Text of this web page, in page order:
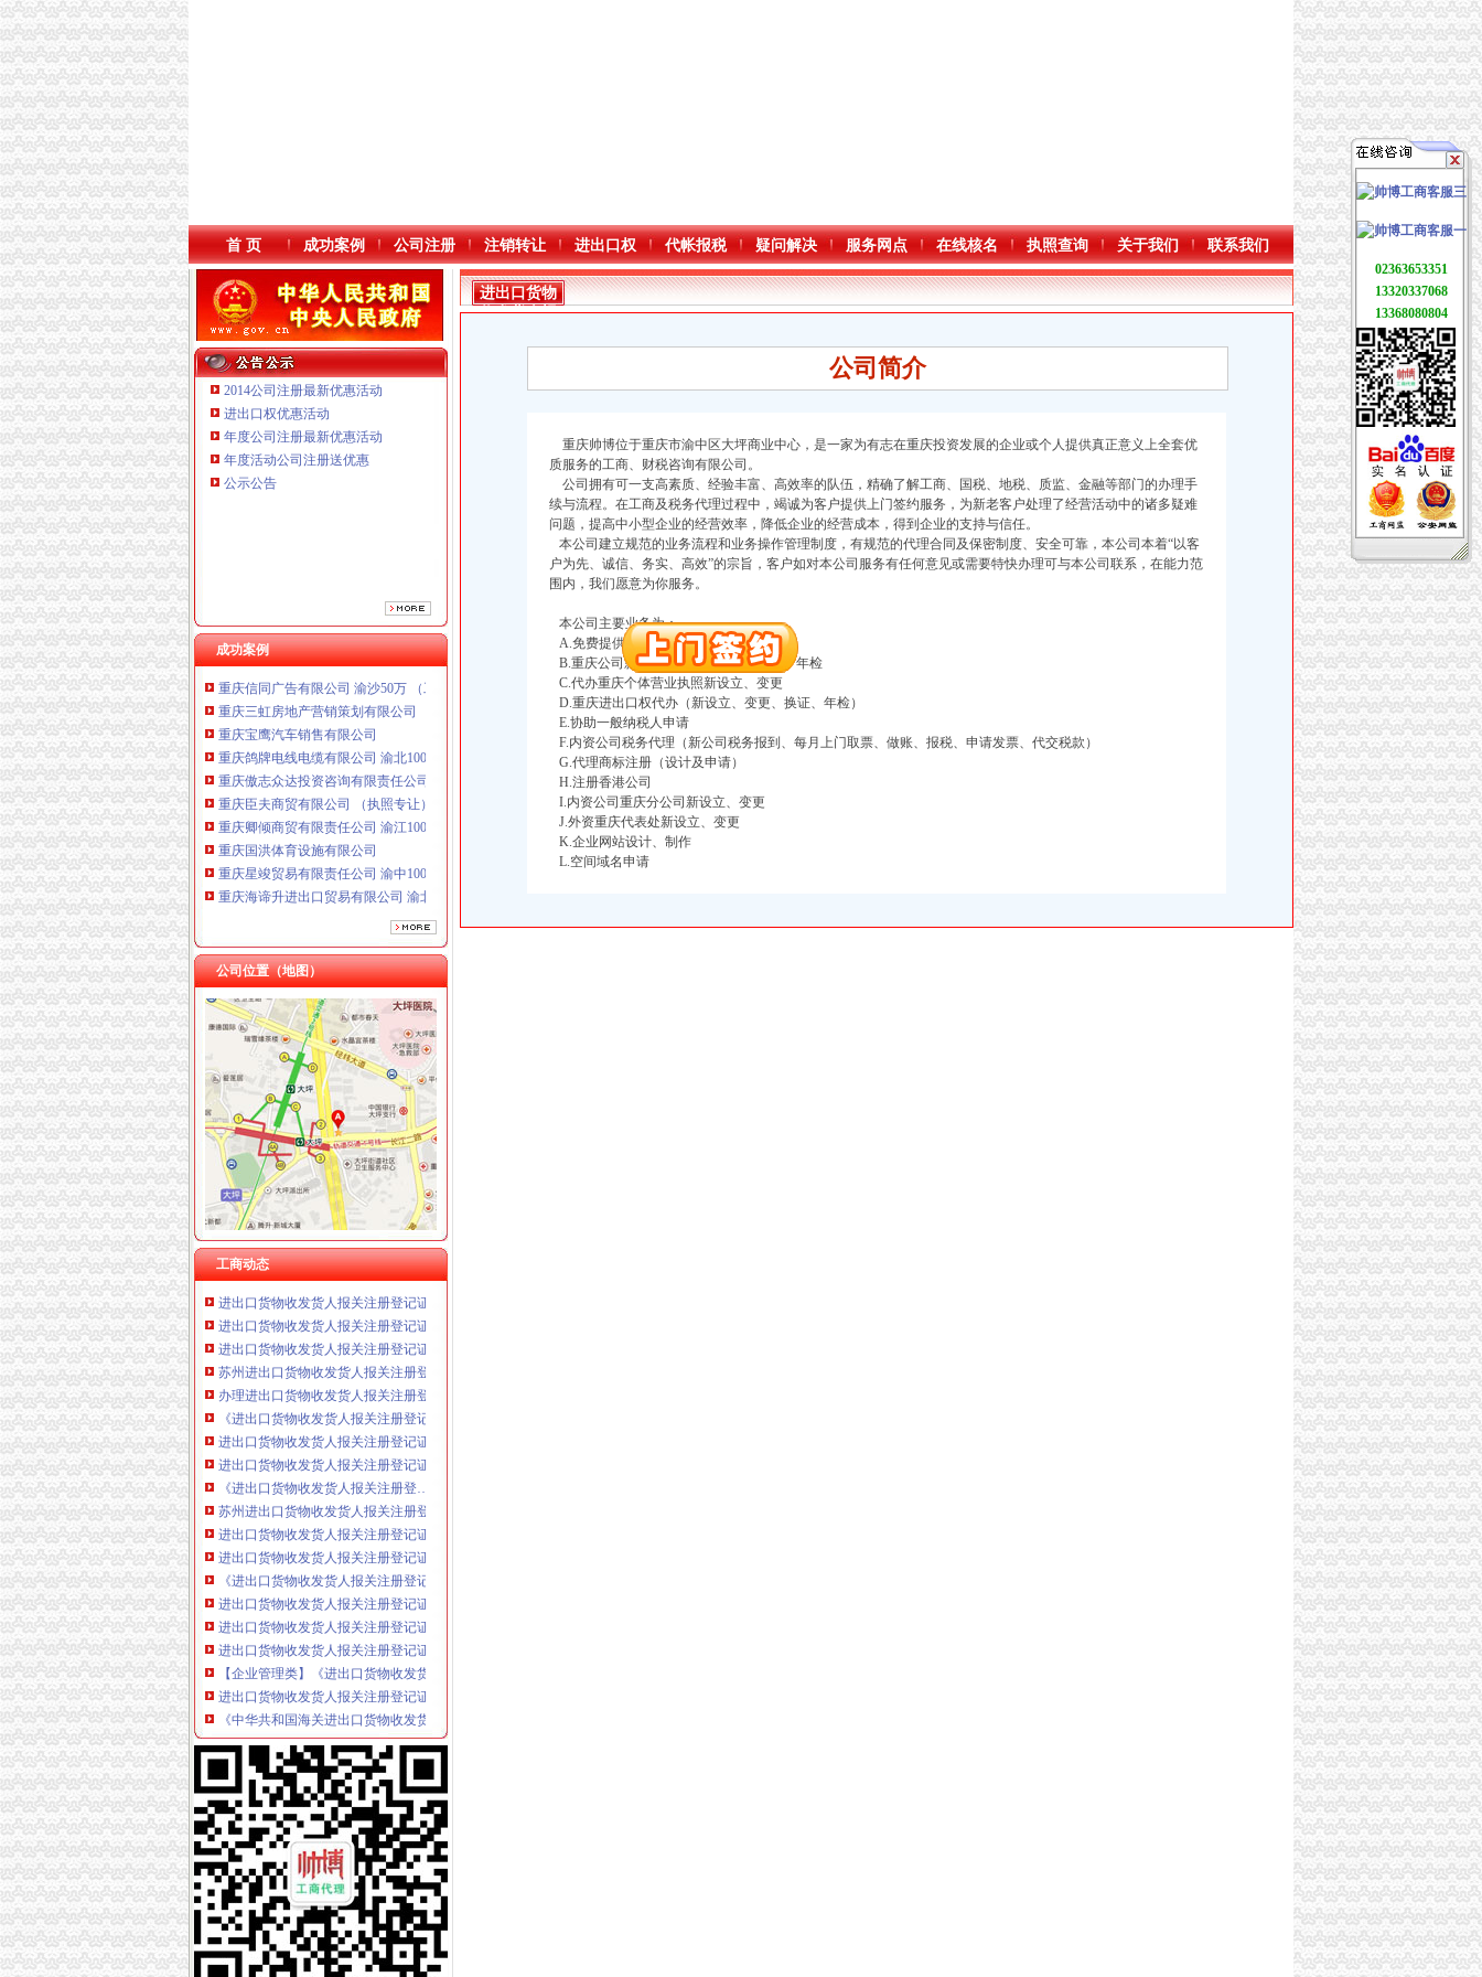
本站导航
首 页 成功案例 公司注册 注销转让 进出口权 代帐报税 疑问解决 服务网点 在线核名 执照查询 关于我们 联系我们
2014公司注册最新优惠活动
进出口权优惠活动
年度公司注册最新优惠活动
年度活动公司注册送优惠
公示公告
成功案例
重庆鸽牌电线电缆有限公司 渝北10010万 (进出口权)
重庆傲志众达投资咨询有限责任公司 渝九1000万 （增资）
重庆海谛升进出口贸易有限公司 渝北100万 （进出口权）
重庆奕欣锦诚商贸有限公司 渝九50万 （工商注册）
重庆信同广告有限公司 渝沙50万 （工商注册）
重庆三虹房地产营销策划有限公司
重庆宝鹰汽车销售有限公司
重庆鸽牌电线电缆有限公司 渝北10010万 (进出口权)
重庆傲志众达投资咨询有限责任公司 渝九1000万 （增资）
重庆臣夫商贸有限公司 （执照专让）
重庆卿倾商贸有限责任公司 渝江100万 （工商注册）
重庆国洪体育设施有限公司
重庆星竣贸易有限责任公司 渝中100万 （进出口权）
重庆海谛升进出口贸易有限公司 渝北100万 （进出口权）
重庆奕欣锦诚商贸有限公司 渝九50万 （工商注册）
重庆信同广告有限公司 渝沙50万 （工商注册）
重庆三虹房地产营销策划有限公司
重庆宝鹰汽车销售有限公司
公司位置（地图）
工商动态
进出口货物收发货人报关注册登记证书
进出口货物收发货人报关注册登记证的变更-通关监管海关业务咨询-
苏州关务天空苏州区外企业送货园区综保区申请分送集报所需资料及流
进出口货物收发货人报关注册登记证书办理换证需要哪些材料？
进出口货物收发货人报关注册登记证过期补办需要提供哪些材料?谢谢
进出口货物收发货人报关注册登记证书
进出口货物收发货人报关注册登记证书_政务咨询_浙江电子口岸
[企业问道]进出口货物收发货人报关注册登记证书过期怎么办？_百度知
进出口货物收发货人报关注册登记证书-锦程国际物流
进出口货物收发货人报关注册登记证书注销登记如何办理
进出口货物收发货人报关注册登记证的变更-通关监管海关业务咨询-
苏州进出口货物收发货人报关注册登记证书_中国贸易网
办理进出口货物收发货人报关注册登记证书,需要备齐如下资料_办理
《进出口货物收发货人报关注册登记证书》丢失该怎么办？_已解决-
进出口货物收发货人报关注册登记证书现在还需要年审吗（页1）-报
进出口货物收发货人报关注册登记证书的换证如何办理_已解决-阿里
《进出口货物收发货人报关注册登…-海关百问
苏州进出口货物收发货人报关注册登记证书_志趣网
进出口货物收发货人报关注册登记证进出口权申请-广州58同城
进出口货物收发货人报关注册登记证书_政务咨询_浙江电子口岸
《进出口货物收发货人报关注册登记证书》需要每年年检吗？-阿里巴
进出口货物收发货人报关注册登记证书-荣誉证书-昆山瑞腾精密自动化
进出口货物收发货人报关注册登记证书过期了如何换证_阿里问到底
进出口货物收发货人报关注册登记证过期如何处理_政务咨询_浙江电子
【企业管理类】《进出口货物收发货人报关注册登记证书》换证手续所
进出口货物收发货人报关注册登记证书、代表处注销-广州58同城
《中华共和国海关进出口货物收发货人报关注册登记证书》有效
报关企业报关注册登记证书和进出口货物收发货人报关注册登记证书的
报关企业及进出口货物收发货人报关注册登记证书的有效期均为3年。-
进出口货物收发货人报关注册登记证书过期了,谁能告诉我相关咨询
上海如何办理进出口货物收发货人报关注册登记证书的地址变更_阿里
进出口货物收发货人报关注册登记…-海关百问
中华共和国【海关进出口货物收发货人报关注册登记证书】泉州花
进出口货物收发货人报关注册登记变更办事指南
人代表变更：更新《中华共和国海关进出口货物收发货人报关注
《进出口货物收发货人报关注册登记延续材料
办理“进出口货物收发货人报关注册登记申请”
进出口货物收发货人报关注册登记证书-河南驰蓝进出口贸易有限公司
进出口货物
收发货人报
证书
公司简介
重庆帅博位于重庆市渝中区大坪商业中心，是一家为有志在重庆投资发展的企业或个人提供真正意义上全套优
质服务的工商、财税咨询有限公司。
公司拥有可一支高素质、经验丰富、高效率的队伍，精确了解工商、国税、地税、质监、金融等部门的办理手
续与流程。在工商及税务代理过程中，竭诚为客户提供上门签约服务，为新老客户处理了经营活动中的诸多疑难
问题，提高中小型企业的经营效率，降低企业的经营成本，得到企业的支持与信任。
本公司建立规范的业务流程和业务操作管理制度，有规范的代理合同及保密制度、安全可靠，本公司本着“以客
户为先、诚信、务实、高效”的宗旨，客户如对本公司服务有任何意见或需要特快办理可与本公司联系，在能力范
围内，我们愿意为你服务。
本公司主要业务为：
A.免费提供工商及税务咨询服务
B.重庆公司新设立、变更、验资、增资、年检
C.代办重庆个体营业执照新设立、变更
D.重庆进出口权代办（新设立、变更、换证、年检）
E.协助一般纳税人申请
F.内资公司税务代理（新公司税务报到、每月上门取票、做账、报税、申请发票、代交税款）
G.代理商标注册（设计及申请）
H.注册香港公司
I.内资公司重庆分公司新设立、变更
J.外资重庆代表处新设立、变更
K.企业网站设计、制作
L.空间域名申请
02363653351
13320337068
13368080804